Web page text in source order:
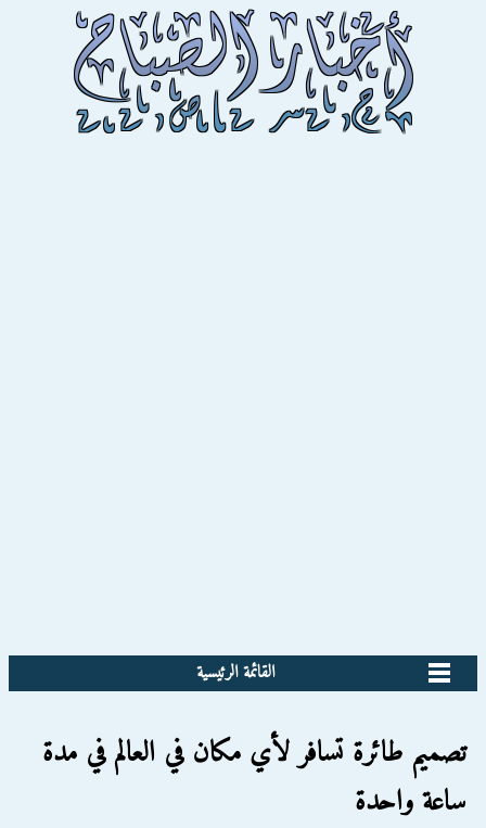
القائمة الرئيسية
تصميم طائرة تسافر لأي مكان في العالم في مدة
ساعة واحدة